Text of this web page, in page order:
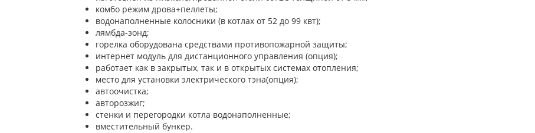
комбо режим дрова+пеллеты;
водонаполненные колосники (в котлах от 52 до 99 квт);
лямбда-зонд;
горелка оборудована средствами противопожарной защиты;
интернет модуль для дистанционного управления (опция);
работает как в закрытых, так и в открытых системах отопления;
место для установки электрического тэна(опция);
автоочистка;
авторозжиг;
стенки и перегородки котла водонаполненные;
вместительный бункер.